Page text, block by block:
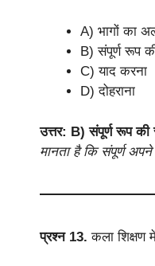
A) भागों का
B) संपूर्ण रूप
C) याद करना
D) दोहराना
उत्तर: B) संपूर्ण रूप
मानता है कि संपूर्ण
प्रश्न 13. कला शिक्षण